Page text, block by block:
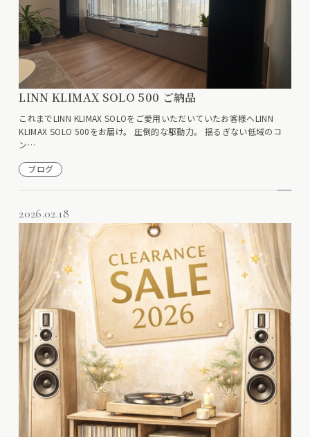
LINN KLIMAX SOLO 500 ご納品
これまでLINN KLIMAX SOLOをご愛用いただいていたお客様へLINN
KLIMAX SOLO 500をお届け。 圧倒的な駆動力。 揺るぎない低域のコ
ン…
ブログ
2026.02.18